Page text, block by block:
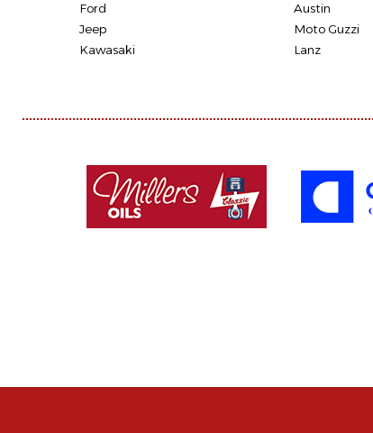
Ford
Austin
Jeep
Moto Guzzi
Kawasaki
Lanz